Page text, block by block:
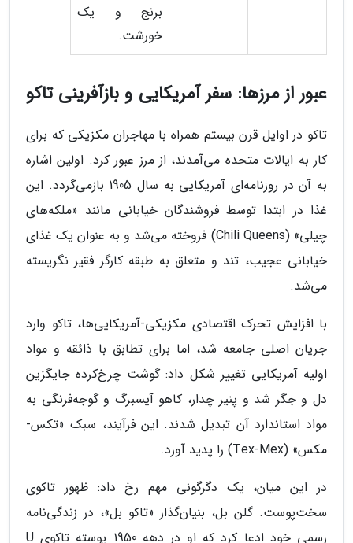
برنج و یک
خورشت.
عبور از مرزها: سفر آمریکایی و بازآفرینی تاکو
تاکو در اوایل قرن بیستم همراه با مهاجران مکزیکی که برای
کار به ایالات متحده می‌آمدند، از مرز عبور کرد. اولین اشاره
به آن در روزنامه‌ای آمریکایی به سال 1905 بازمی‌گردد. این
غذا در ابتدا توسط فروشندگان خیابانی مانند «ملکه‌های
چیلی» (Chili Queens) فروخته می‌شد و به عنوان یک غذای
خیابانی عجیب، تند و متعلق به طبقه کارگر فقیر نگریسته
می‌شد.
با افزایش تحرک اقتصادی مکزیکی-آمریکایی‌ها، تاکو وارد
جریان اصلی جامعه شد، اما برای تطابق با ذائقه و مواد
اولیه آمریکایی تغییر شکل داد: گوشت چرخ‌کرده جایگزین
دل و جگر شد و پنیر چدار، کاهو آیسبرگ و گوجه‌فرنگی به
مواد استاندارد آن تبدیل شدند. این فرآیند، سبک «تکس-
مکس» (Tex-Mex) را پدید آورد.
در این میان، یک دگرگونی مهم رخ داد: ظهور تاکوی
سخت‌پوست. گلن بل، بنیان‌گذار «تاکو بل»، در زندگی‌نامه
رسمی خود ادعا کرد که او در دهه 1950 پوسته تاکوی U